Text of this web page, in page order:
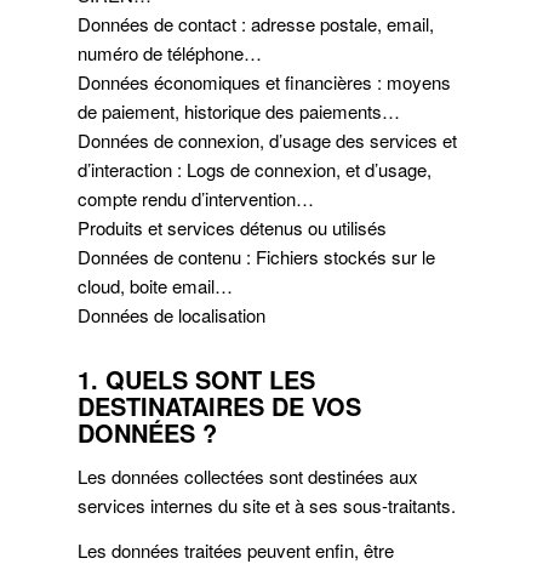
Données de contact : adresse postale, email,
numéro de téléphone…
Données économiques et financières : moyens
de paiement, historique des paiements…
Données de connexion, d’usage des services et
d’interaction : Logs de connexion, et d’usage,
compte rendu d’intervention…
Produits et services détenus ou utilisés
Données de contenu : Fichiers stockés sur le
cloud, boite email…
Données de localisation
1. QUELS SONT LES
DESTINATAIRES DE VOS
DONNÉES ?
Les données collectées sont destinées aux
services internes du site et à ses sous-traitants.
Les données traitées peuvent enfin, être